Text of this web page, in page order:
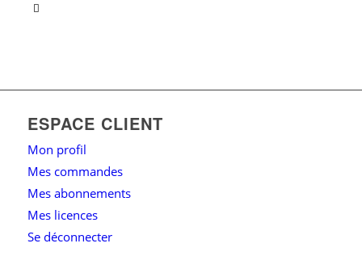
ESPACE CLIENT
Mon profil
Mes commandes
Mes abonnements
Mes licences
Se déconnecter